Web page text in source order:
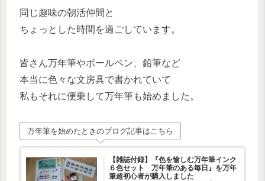
同じ趣味の朝活仲間と
ちょっとした時間を過ごしています。
皆さん万年筆やボールペン、鉛筆など
本当に色々な文房具で書かれていて
私もそれに便乗して万年筆も始めました。
万年筆を始めたときのブログ記事はこちら
【雑誌付録】『色を愉しむ万年筆インク
６色セット 万年筆のある毎日』を万年
筆超初心者が購入しました